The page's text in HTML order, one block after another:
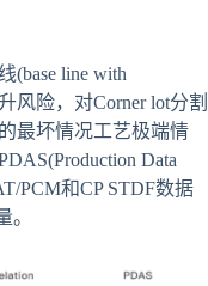
(base line with
风险，对Corner lot分割
最坏情况工艺极端情
Data
PCM和CP STDF数据
。